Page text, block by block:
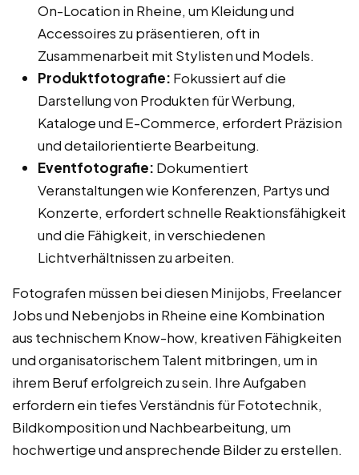
On-Location in Rheine, um Kleidung und
Accessoires zu präsentieren, oft in
Zusammenarbeit mit Stylisten und Models.
Produktfotografie: Fokussiert auf die
Darstellung von Produkten für Werbung,
Kataloge und E-Commerce, erfordert Präzision
und detailorientierte Bearbeitung.
Eventfotografie: Dokumentiert
Veranstaltungen wie Konferenzen, Partys und
Konzerte, erfordert schnelle Reaktionsfähigkeit
und die Fähigkeit, in verschiedenen
Lichtverhältnissen zu arbeiten.
Fotografen müssen bei diesen Minijobs, Freelancer
Jobs und Nebenjobs in Rheine eine Kombination
aus technischem Know-how, kreativen Fähigkeiten
und organisatorischem Talent mitbringen, um in
ihrem Beruf erfolgreich zu sein. Ihre Aufgaben
erfordern ein tiefes Verständnis für Fototechnik,
Bildkomposition und Nachbearbeitung, um
hochwertige und ansprechende Bilder zu erstellen.